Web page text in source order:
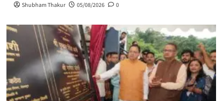
Shubham Thakur 05/08/2026 0